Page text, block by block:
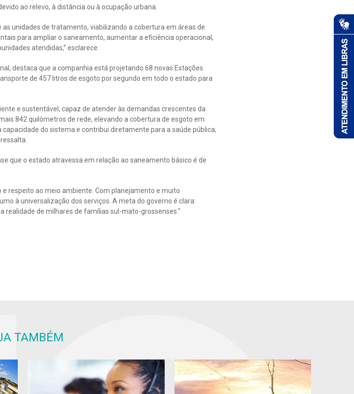
ao relevo, à distância ou à ocupação urbana.
unidades de tratamento, viabilizando a cobertura em áreas de
para ampliar o saneamento, aumentar a eficiência operacional,
atendidas,” esclarece.
destaca que a companhia está projetando 68 novas Estações
de 457 litros de esgoto por segundo em todo o estado para
e sustentável, capaz de atender às demandas crescentes da
842 quilômetros de rede, elevando a cobertura de esgoto em
capacidade do sistema e contribui diretamente para a saúde pública,
que o estado atravessa em relação ao saneamento básico é de
respeito ao meio ambiente. Com planejamento e muito
à universalização dos serviços. A meta do governo é clara:
de milhares de famílias sul-mato-grossenses.”
TAMBÉM